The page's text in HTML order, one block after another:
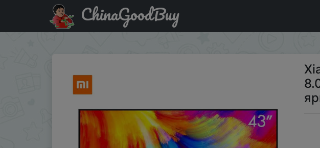
Придбати Xiaomi Smart 4A 43inches Mi LED Full HD Android TV 8.0 4A 108 см
ChinaGoodBuy